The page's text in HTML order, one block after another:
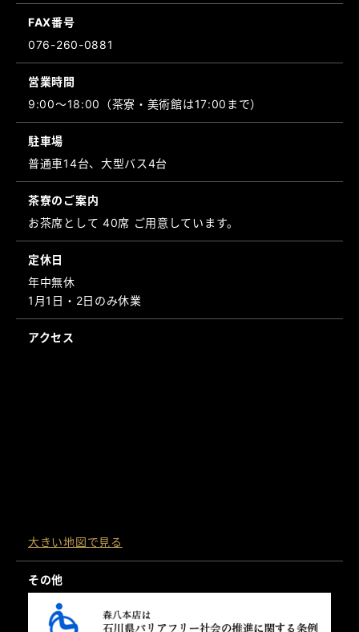
FAX番号
076-260-0881
営業時間
9:00～18:00（茶寮・美術館は17:00まで）
駐車場
普通車14台、大型バス4台
茶寮のご案内
お茶席として 40席 ご用意しています。
定休日
年中無休
1月1日・2日のみ休業
アクセス
大きい地図で見る
その他